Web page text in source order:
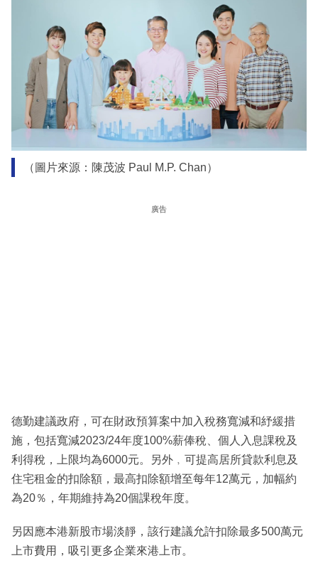
（圖片來源：陳茂波 Paul M.P. Chan）
廣告
德勤建議政府，可在財政預算案中加入稅務寬減和紓緩措
施，包括寬減2023/24年度100%薪俸稅、個人入息課稅及
利得稅，上限均為6000元。另外﹐可提高居所貸款利息及
住宅租金的扣除額，最高扣除額增至每年12萬元，加幅約
為20％，年期維持為20個課稅年度。
另因應本港新股市場淡靜，該行建議允許扣除最多500萬元
上市費用，吸引更多企業來港上市。